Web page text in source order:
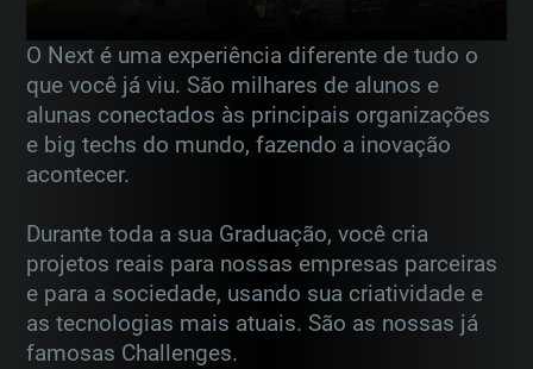
O Next é uma experiência diferente de tudo o
que você já viu. São milhares de alunos e
alunas conectados às principais organizações
e big techs do mundo, fazendo a inovação
acontecer.
Durante toda a sua Graduação, você cria
projetos reais para nossas empresas parceiras
e para a sociedade, usando sua criatividade e
as tecnologias mais atuais. São as nossas já
famosas Challenges.